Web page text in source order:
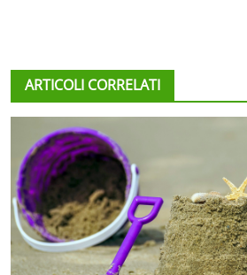
ARTICOLI CORRELATI